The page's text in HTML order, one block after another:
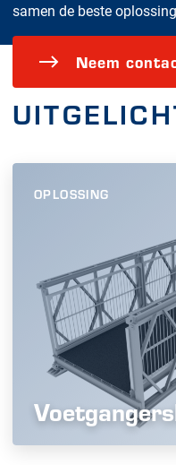
samen de beste
Neem
OPLOSSING